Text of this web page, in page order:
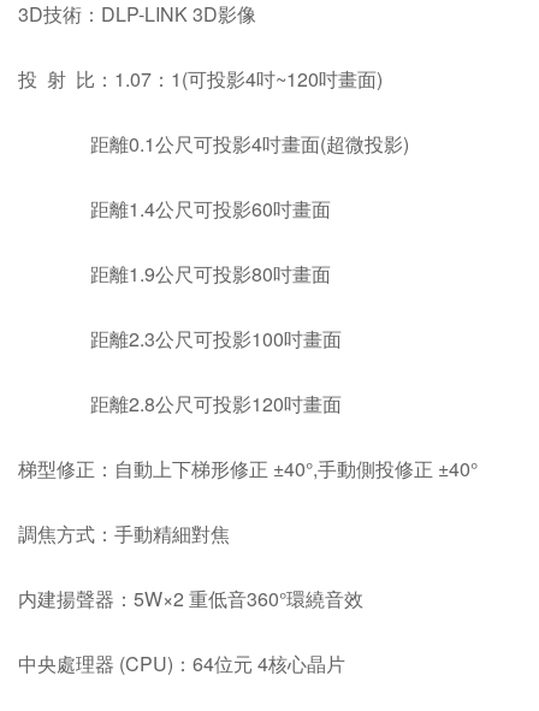
3D技術：DLP-LINK 3D影像
投 射 比：1.07：1(可投影4吋~120吋畫面)
距離0.1公尺可投影4吋畫面(超微投影)
距離1.4公尺可投影60吋畫面
距離1.9公尺可投影80吋畫面
距離2.3公尺可投影100吋畫面
距離2.8公尺可投影120吋畫面
梯型修正：自動上下梯形修正 ±40°,手動側投修正 ±40°
調焦方式：手動精細對焦
内建揚聲器：5W×2 重低音360°環繞音效
中央處理器 (CPU)：64位元 4核心晶片